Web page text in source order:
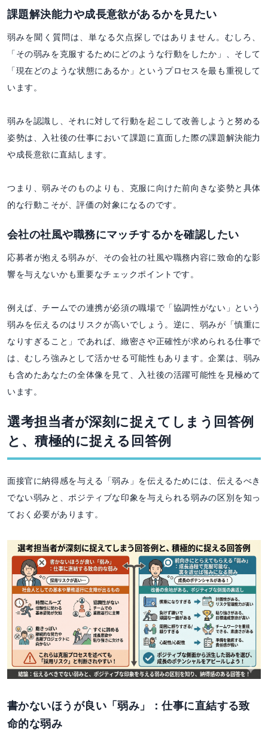
課題解決能力や成長意欲があるかを見たい
弱みを聞く質問は、単なる欠点探しではありません。むしろ、
「その弱みを克服するためにどのような行動をしたか」、そして
「現在どのような状態にあるか」というプロセスを最も重視して
います。
弱みを認識し、それに対して行動を起こして改善しようと努める
姿勢は、入社後の仕事において課題に直面した際の課題解決能力
や成長意欲に直結します。
つまり、弱みそのものよりも、克服に向けた前向きな姿勢と具体
的な行動こそが、評価の対象になるのです。
会社の社風や職務にマッチするかを確認したい
応募者が抱える弱みが、その会社の社風や職務内容に致命的な影
響を与えないかも重要なチェックポイントです。
例えば、チームでの連携が必須の職場で「協調性がない」という
弱みを伝えるのはリスクが高いでしょう。逆に、弱みが「慎重に
なりすぎること」であれば、緻密さや正確性が求められる仕事で
は、むしろ強みとして活かせる可能性もあります。企業は、弱み
も含めたあなたの全体像を見て、入社後の活躍可能性を見極めて
います。
選考担当者が深刻に捉えてしまう回答例
と、積極的に捉える回答例
面接官に納得感を与える「弱み」を伝えるためには、伝えるべき
でない弱みと、ポジティブな印象を与えられる弱みの区別を知っ
ておく必要があります。
書かないほうが良い「弱み」：仕事に直結する致
命的な弱み